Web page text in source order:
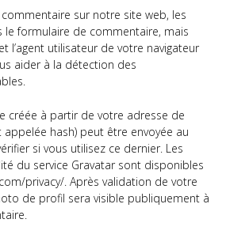
sur notre site web, les
le formulaire de commentaire, mais
l’agent utilisateur de votre navigateur
aider à la détection des
créée à partir de votre adresse de
appelée hash) peut être envoyée au
si vous utilisez ce dernier. Les
du service Gravatar sont disponibles
privacy/. Après validation de votre
de profil sera visible publiquement à